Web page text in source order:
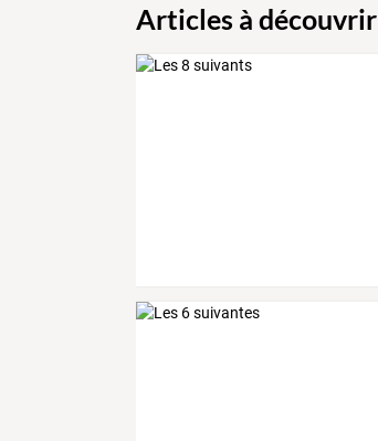
Articles à découvrir